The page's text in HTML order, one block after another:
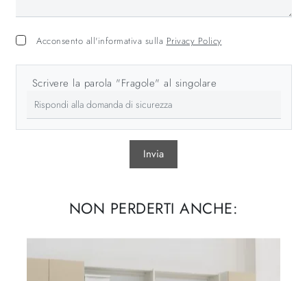
Acconsento all'informativa sulla Privacy Policy
Scrivere la parola "Fragole" al singolare
Invia
NON PERDERTI ANCHE: